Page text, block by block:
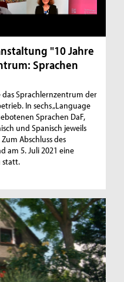
"10 Jahre
Sprachen
das Sprachlernzentrum der
In sechs „Language
Sprachen DaF,
und Spanisch jeweils
Abschluss des
am 5. Juli 2021 eine
statt.